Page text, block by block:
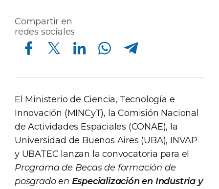
Compartir en
redes sociales
Compartir en Facebook Compartir en Twitter Compartir en Linkedin Compartir en Whatsapp Compartir en Telegram
El Ministerio de Ciencia, Tecnología e
Innovación (MINCyT), la Comisión Nacional
de Actividades Espaciales (CONAE), la
Universidad de Buenos Aires (UBA), INVAP
y UBATEC lanzan la convocatoria para el
Programa de Becas de formación de
posgrado en Especialización en Industria y